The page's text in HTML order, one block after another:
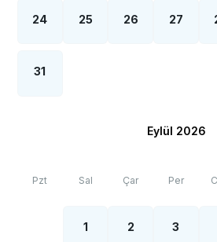
artışı sebebiyle; bölge genelinde
24 25 26 27
31
Eylül 2026
Pzt Sal Çar Per
1 2 3